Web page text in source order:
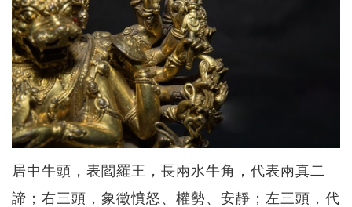
居中牛頭，表閻羅王，長兩水牛角，代表兩真二
諦；右三頭，象徵憤怒、權勢、安靜；左三頭，代